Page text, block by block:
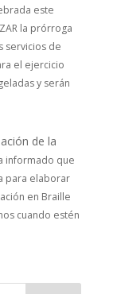
este
la prórroga
servicios de
el ejercicio
y serán
de la
informado que
para elaborar
en Braille
cuando estén